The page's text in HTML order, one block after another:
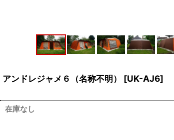
アンドレジャメ６（名称不明） [UK-AJ6]
在庫なし